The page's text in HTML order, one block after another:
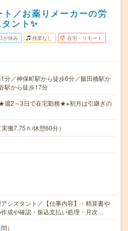
／お薬りメーカーの労
ント✨
が休み 残業なし 在宅・リモート
分／神保町駅から徒歩6分／飯田橋駅か
駅から徒歩17分
2～3日で在宅勤務★※初月は引継ぎの
働7.75ｈ/休憩60分）
シスタント／【仕事内容】・精算書や
成や確認・振込支払い処理・月次…
）